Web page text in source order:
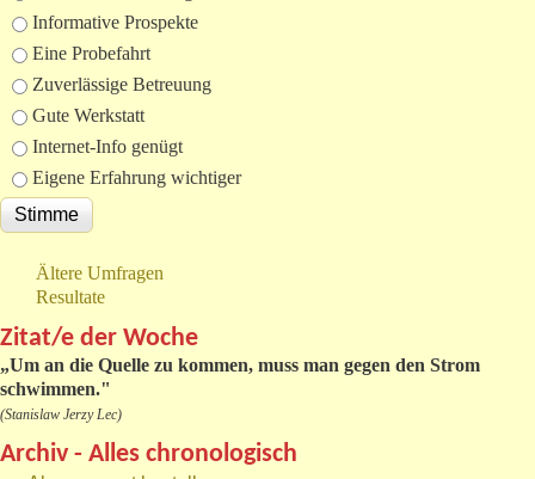
Informative Prospekte
Eine Probefahrt
Zuverlässige Betreuung
Gute Werkstatt
Internet-Info genügt
Eigene Erfahrung wichtiger
Ältere Umfragen
Resultate
Zitat/e der Woche
„Um an die Quelle zu kommen, muss man gegen den Strom
schwimmen."
(Stanislaw Jerzy Lec)
Archiv - Alles chronologisch